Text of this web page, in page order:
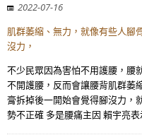
2022-07-16
肌群萎縮、無力，就像有些人腳
沒力，
不少民眾因為害怕不用護腰，腰
不開護腰，反而會讓腰背肌群萎
膏拆掉後一開始會覺得腳沒力，
勢不正確 多是腰痛主因 賴宇亮